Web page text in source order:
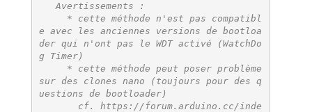
e avec les anciennes versions de bootloa
der qui n'ont pas le WDT activé (WatchDo
g Timer)
sur des clones nano (toujours pour des q
uestions de bootloader)